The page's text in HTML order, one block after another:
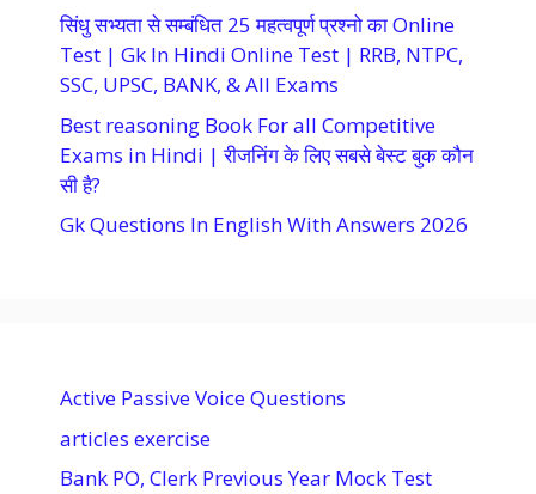
सिंधु सभ्यता से सम्बंधित 25 महत्वपूर्ण प्रश्नो का Online
Test | Gk In Hindi Online Test | RRB, NTPC,
SSC, UPSC, BANK, & All Exams
Best reasoning Book For all Competitive
Exams in Hindi | रीजनिंग के लिए सबसे बेस्ट बुक कौन
सी है?
Gk Questions In English With Answers 2026
Active Passive Voice Questions
articles exercise
Bank PO, Clerk Previous Year Mock Test